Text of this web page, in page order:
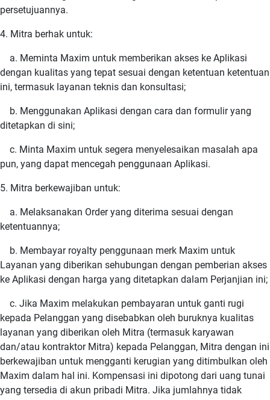
persetujuannya.
4. Mitra berhak untuk:
a. Meminta Maxim untuk memberikan akses ke Aplikasi
dengan kualitas yang tepat sesuai dengan ketentuan ketentuan
ini, termasuk layanan teknis dan konsultasi;
b. Menggunakan Aplikasi dengan cara dan formulir yang
ditetapkan di sini;
c. Minta Maxim untuk segera menyelesaikan masalah apa
pun, yang dapat mencegah penggunaan Aplikasi.
5. Mitra berkewajiban untuk:
a. Melaksanakan Order yang diterima sesuai dengan
ketentuannya;
b. Membayar royalty penggunaan merk Maxim untuk
Layanan yang diberikan sehubungan dengan pemberian akses
ke Aplikasi dengan harga yang ditetapkan dalam Perjanjian ini;
c. Jika Maxim melakukan pembayaran untuk ganti rugi
kepada Pelanggan yang disebabkan oleh buruknya kualitas
layanan yang diberikan oleh Mitra (termasuk karyawan
dan/atau kontraktor Mitra) kepada Pelanggan, Mitra dengan ini
berkewajiban untuk mengganti kerugian yang ditimbulkan oleh
Maxim dalam hal ini. Kompensasi ini dipotong dari uang tunai
yang tersedia di akun pribadi Mitra. Jika jumlahnya tidak